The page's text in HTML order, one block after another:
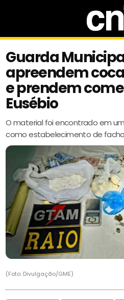
Guarda
apreendem
e prendem
Eusébio
O material foi encontrado em
como estabelecimento de
(Foto: Divulgação/GME)